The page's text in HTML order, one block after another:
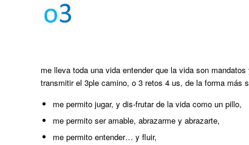
me lleva toda una vida entender que la vida son
transmitir el 3ple camino, o 3 retos 4 us, de la forma más
me permito jugar, y dis-frutar de la vida como un pillo,
me permito ser amable, abrazarme y abrazarte,
me permito entender… y fluir,